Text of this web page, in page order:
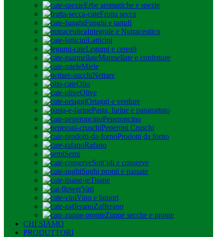
Erbe aromatiche e spezie
Frutta secca
Funghi e tartufi
Integrale e Nutraceutico
Latticini
Legumi e cereali
Marmellate e confetture
Miele
Nettare
Olio
Olive
Ortaggi e verdure
Pasta, farine e pangrattato
Peperoncino
Peperoni Cruschi
Prodotti da forno
Rafano
Semi
Sott’oli e conserve
Sughi pronti e passate
Tisane
Vari
Vino e liquori
Zafferano
Zuppe secche e pronte
CHI SIAMO
PRODUTTORI